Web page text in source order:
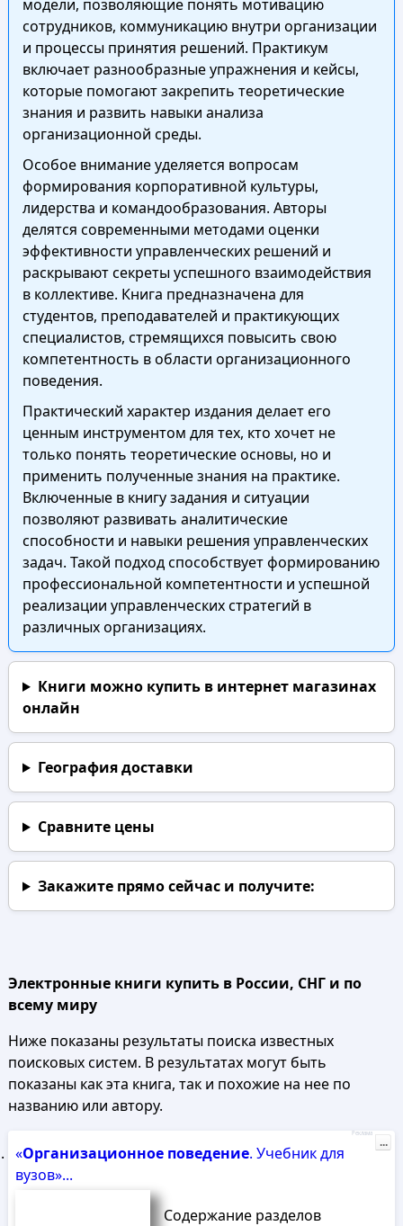
модели, позволяющие понять мотивацию
сотрудников, коммуникацию внутри организации
и процессы принятия решений. Практикум
включает разнообразные упражнения и кейсы,
которые помогают закрепить теоретические
знания и развить навыки анализа
организационной среды.
Особое внимание уделяется вопросам
формирования корпоративной культуры,
лидерства и командообразования. Авторы
делятся современными методами оценки
эффективности управленческих решений и
раскрывают секреты успешного взаимодействия
в коллективе. Книга предназначена для
студентов, преподавателей и практикующих
специалистов, стремящихся повысить свою
компетентность в области организационного
поведения.
Практический характер издания делает его
ценным инструментом для тех, кто хочет не
только понять теоретические основы, но и
применить полученные знания на практике.
Включенные в книгу задания и ситуации
позволяют развивать аналитические
способности и навыки решения управленческих
задач. Такой подход способствует формированию
профессиональной компетентности и успешной
реализации управленческих стратегий в
различных организациях.
Книги можно купить в интернет магазинах
онлайн
География доставки
Сравните цены
Закажите прямо сейчаси получите:
Электронные книги купить в России, СНГ и по
всему миру
Ниже показаны результаты поиска известных
поисковых систем. В результатах могут быть
показаны как эта книга, так и похожие на нее по
названию или автору.
«Организационное поведение. Учебник для
вузов»...
Содержание разделов
Реклама
...